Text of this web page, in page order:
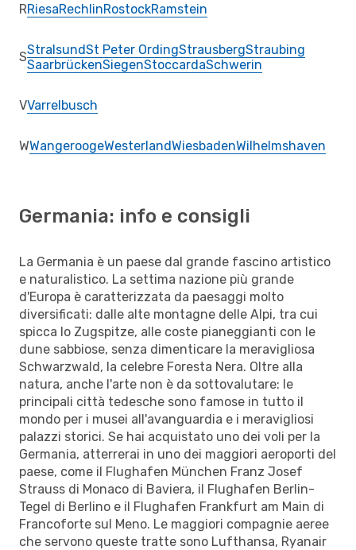
RRiesaRechlinRostockRamstein
SStralsundSt Peter OrdingStrausbergStraubing
SaarbrückenSiegenStoccardaSchwerin
VVarrelbusch
WWangeroogeWesterlandWiesbadenWilhelmshaven
Germania: info e consigli
La Germania è un paese dal grande fascino artistico
e naturalistico. La settima nazione più grande
d'Europa è caratterizzata da paesaggi molto
diversificati: dalle alte montagne delle Alpi, tra cui
spicca lo Zugspitze, alle coste pianeggianti con le
dune sabbiose, senza dimenticare la meravigliosa
Schwarzwald, la celebre Foresta Nera. Oltre alla
natura, anche l'arte non è da sottovalutare: le
principali città tedesche sono famose in tutto il
mondo per i musei all'avanguardia e i meravigliosi
palazzi storici. Se hai acquistato uno dei voli per la
Germania, atterrerai in uno dei maggiori aeroporti del
paese, come il Flughafen München Franz Josef
Strauss di Monaco di Baviera, il Flughafen Berlin-
Tegel di Berlino e il Flughafen Frankfurt am Main di
Francoforte sul Meno. Le maggiori compagnie aeree
che servono queste tratte sono Lufthansa, Ryanair